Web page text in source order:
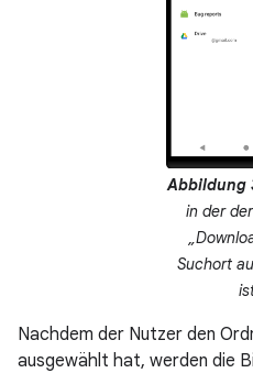
Abbildung
in der
Suchort
Nachdem der Nutzer den
ausgewählt hat, werden die